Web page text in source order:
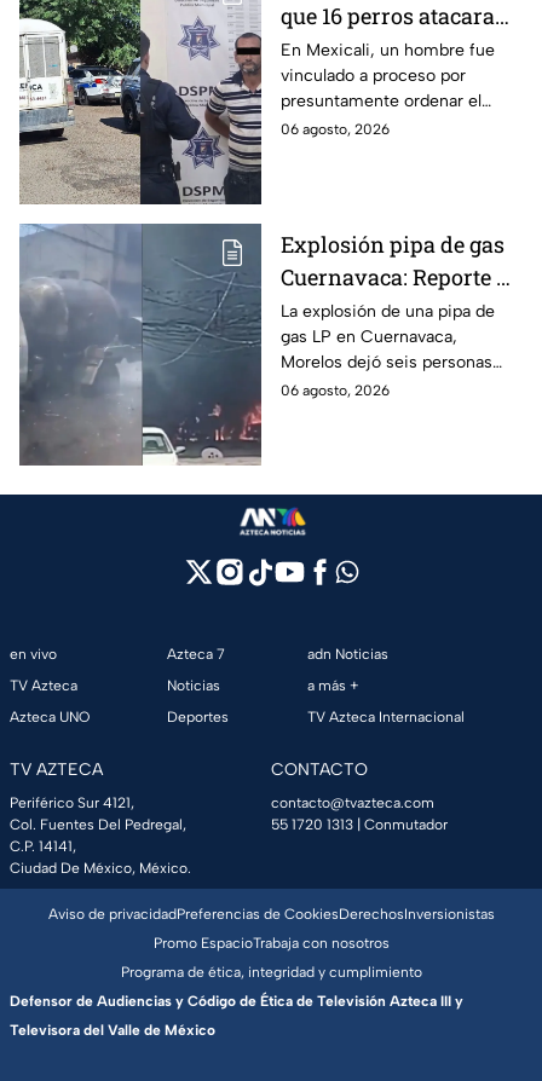
que 16 perros atacaran
a su hermana con
discapacidad en
Mexicali, BC
En Mexicali, un hombre fue
vinculado a proceso por
presuntamente ordenar el
ataque de 16 perros contra su
06 agosto, 2026
Explosión pipa de gas
Cuernavaca: Reporte de
víctimas tras estallido
en Morelos
La explosión de una pipa de
gas LP en Cuernavaca,
Morelos dejó seis personas
hospitalizadas. IMSS informó
06 agosto, 2026
en vivo
TV Azteca
Azteca UNO
Azteca 7
Noticias
Deportes
adn Noticias
a más +
TV Azteca Internacional
TV AZTECA
Periférico Sur 4121,
Col. Fuentes Del Pedregal,
C.P. 14141,
Ciudad De México, México.
CONTACTO
contacto@tvazteca.com
55 1720 1313 | Conmutador
Aviso de privacidadPreferencias de CookiesDerechosInversionistas
Promo EspacioTrabaja con nosotros
Programa de ética, integridad y cumplimiento
Defensor de Audiencias y Código de Ética de Televisión Azteca III y
Televisora del Valle de México